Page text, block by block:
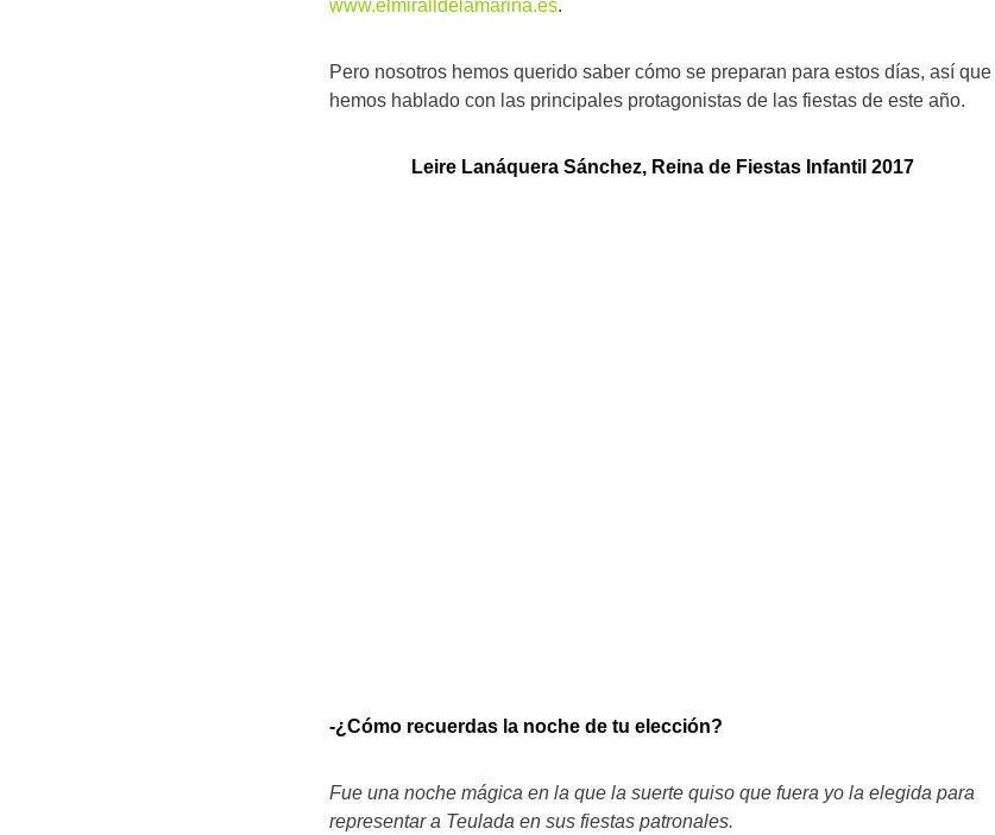
www.elmiralldelamarina.es.
Pero nosotros hemos querido saber cómo se preparan para estos días, así que
hemos hablado con las principales protagonistas de las fiestas de este año.
Leire Lanáquera Sánchez, Reina de Fiestas Infantil 2017
-¿Cómo recuerdas la noche de tu elección?
Fue una noche mágica en la que la suerte quiso que fuera yo la elegida para
representar a Teulada en sus fiestas patronales.